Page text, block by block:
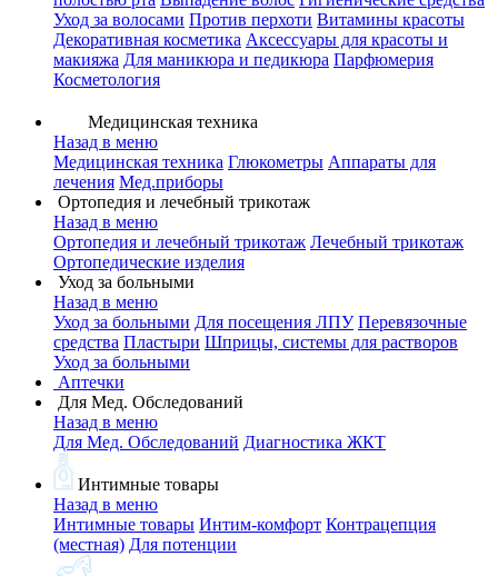
Уход за волосами Против перхоти Витамины красоты
Декоративная косметика Аксессуары для красоты и
макияжа Для маникюра и педикюра Парфюмерия
Косметология
Медицинская техника
Назад в меню
Медицинская техника Глюкометры Аппараты для
лечения Мед.приборы
Ортопедия и лечебный трикотаж
Назад в меню
Ортопедия и лечебный трикотаж Лечебный трикотаж
Ортопедические изделия
Уход за больными
Назад в меню
Уход за больными Для посещения ЛПУ Перевязочные
средства Пластыри Шприцы, системы для растворов
Уход за больными
Аптечки
Для Мед. Обследований
Назад в меню
Для Мед. Обследований Диагностика ЖКТ
Интимные товары
Назад в меню
Интимные товары Интим-комфорт Контрацепция
(местная) Для потенции